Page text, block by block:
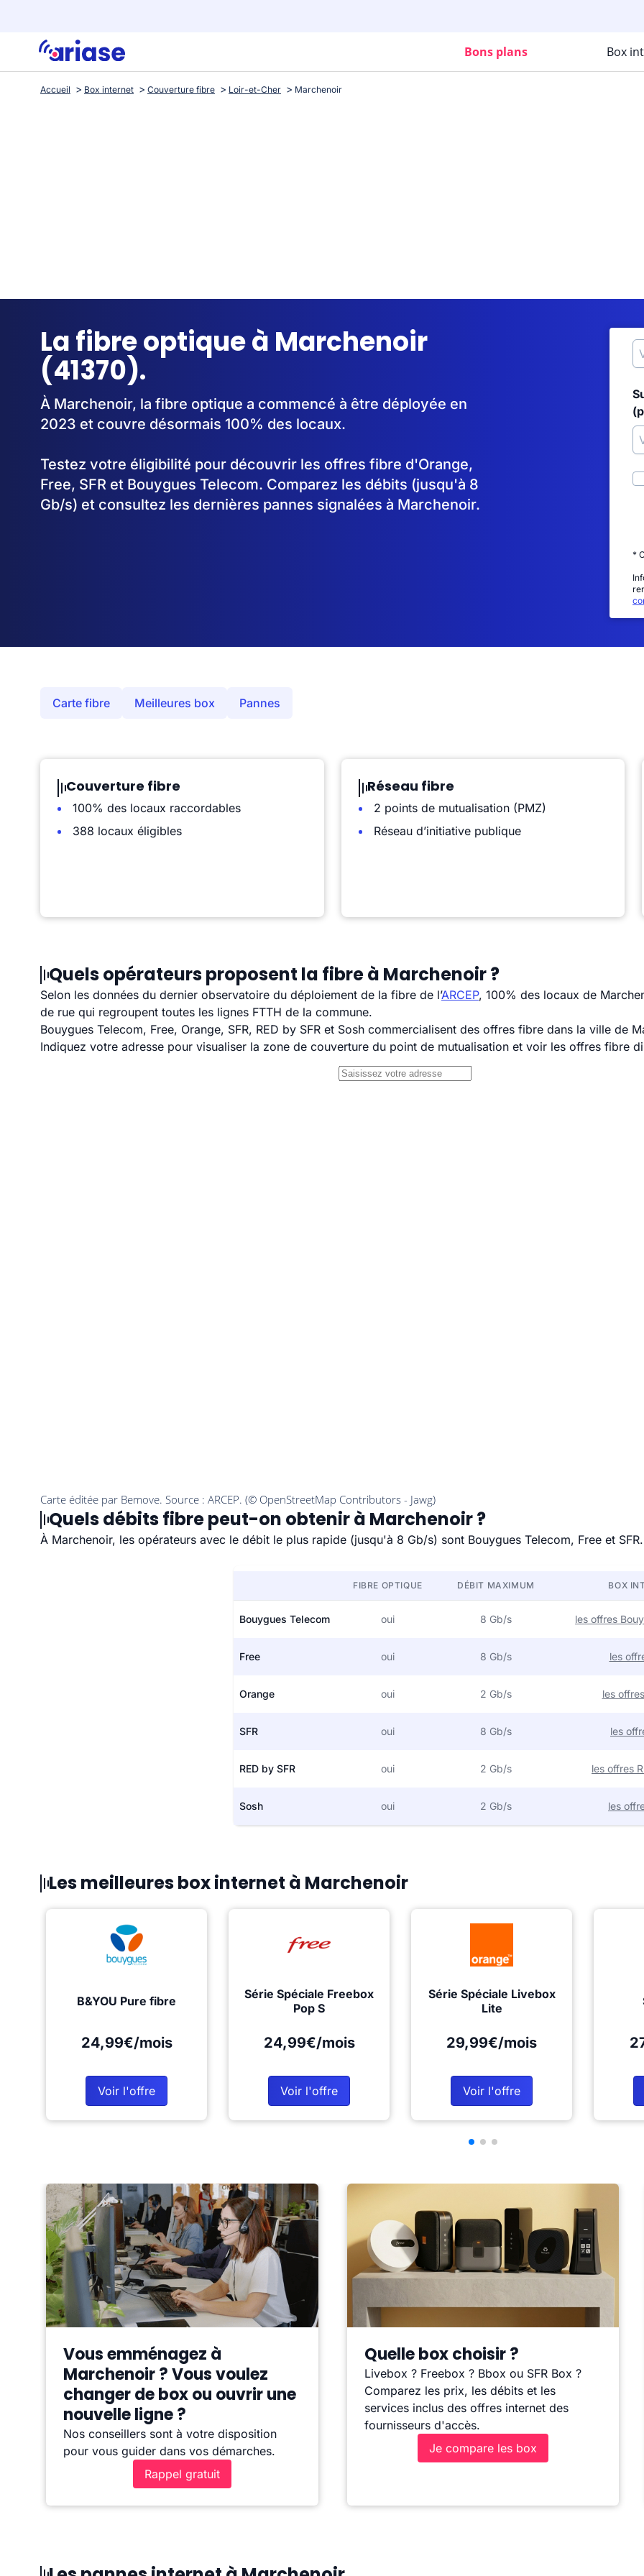
Bons plans Box
Accueil Box internet Couverture fibre Loir-et-Cher Marchenoir
La fibre optique à Marchenoir
(41370).
À Marchenoir, la fibre optique a commencé à être déployée en
2023 et couvre désormais 100% des locaux.
Testez votre éligibilité pour découvrir les offres fibre d'Orange,
Free, SFR et Bouygues Telecom. Comparez les débits (jusqu'à 8
Gb/s) et consultez les dernières pannes signalées à Marchenoir.
*
Carte fibre Meilleures box Pannes
Couverture fibre
100% des locaux raccordables
388 locaux éligibles
Réseau fibre
2 points de mutualisation (PMZ)
Réseau d’initiative publique
Quels opérateurs proposent la fibre à Marchenoir ?
Selon les données du dernier observatoire du déploiement de la fibre de l’ARCEP, 100% des locaux de
de rue qui regroupent toutes les lignes FTTH de la commune.
Bouygues Telecom, Free, Orange, SFR, RED by SFR et Sosh commercialisent des offres fibre dans la ville de
Indiquez votre adresse pour visualiser la zone de couverture du point de mutualisation et voir les offres fibre
Quels débits fibre peut-on obtenir à Marchenoir ?
À Marchenoir, les opérateurs avec le débit le plus rapide (jusqu'à 8 Gb/s) sont Bouygues Telecom, Free et SFR.
FIBRE OPTIQUE DÉBIT MAXIMUM BOX
Bouygues Telecom oui 8 Gb/s les offres
Free oui 8 Gb/s les
Orange oui 2 Gb/s les
SFR oui 8 Gb/s les
RED by SFR oui 2 Gb/s les offres
Sosh oui 2 Gb/s les
Les meilleures box internet à Marchenoir
B&YOU Pure fibre
24,99€/mois
Voir l'offre
Série Spéciale Freebox
Pop S
24,99€/mois
Voir l'offre
Série Spéciale Livebox
Lite
29,99€/mois
Voir l'offre
Vous emménagez à
Marchenoir ? Vous voulez
changer de box ou ouvrir une
nouvelle ligne ?
Nos conseillers sont à votre disposition
pour vous guider dans vos démarches.
Rappel gratuit
Quelle box choisir ?
Livebox ? Freebox ? Bbox ou SFR Box ?
Comparez les prix, les débits et les
services inclus des offres internet des
fournisseurs d'accès.
Je compare les box